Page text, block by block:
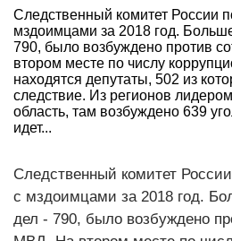
Следственный комитет России
мздоимцами за 2018 год.
790, было возбуждено против
втором месте по числу
находятся депутаты, 502 из
следствие. Из регионов
область, там возбуждено 639
идет...
Следственный комитет
с мздоимцами за 2018 год.
дел - 790, было возбуждено